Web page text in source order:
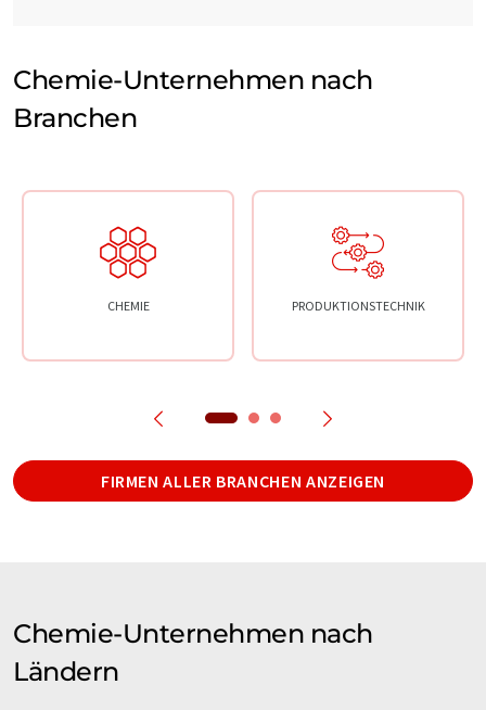
Chemie-Unternehmen nach
Branchen
CHEMIE PRODUKTIONSTECHNIK
FIRMEN ALLER BRANCHEN ANZEIGEN
Chemie-Unternehmen nach
Ländern